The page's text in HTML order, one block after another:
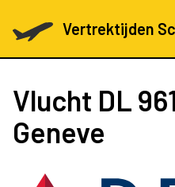
Vertrektijden
Vlucht DL
Geneve